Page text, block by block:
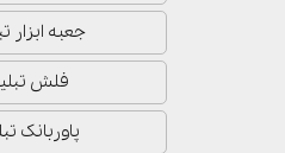
جعبه ابزار
فلش
پاوربانک